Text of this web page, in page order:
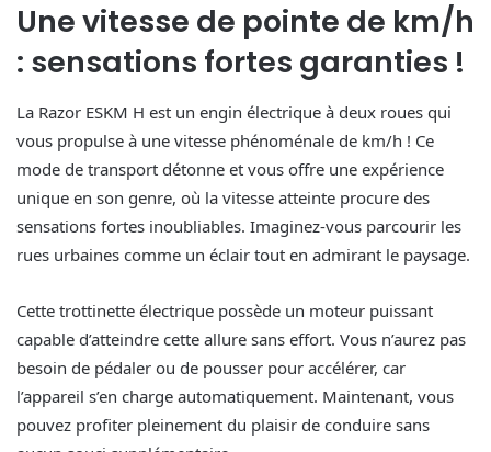
Une vitesse de pointe de km/h
: sensations fortes garanties !
La Razor ESKM H est un engin électrique à deux roues qui
vous propulse à une vitesse phénoménale de km/h ! Ce
mode de transport détonne et vous offre une expérience
unique en son genre, où la vitesse atteinte procure des
sensations fortes inoubliables. Imaginez-vous parcourir les
rues urbaines comme un éclair tout en admirant le paysage.
Cette trottinette électrique possède un moteur puissant
capable d’atteindre cette allure sans effort. Vous n’aurez pas
besoin de pédaler ou de pousser pour accélérer, car
l’appareil s’en charge automatiquement. Maintenant, vous
pouvez profiter pleinement du plaisir de conduire sans